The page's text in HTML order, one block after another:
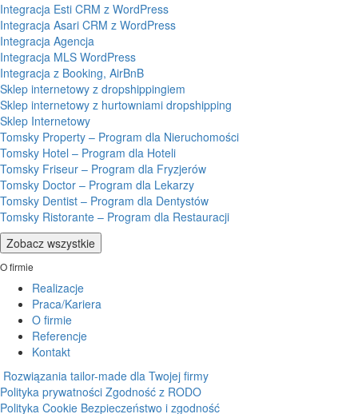
Integracja Esti CRM z WordPress
Integracja Asari CRM z WordPress
Integracja Agencja
Integracja MLS WordPress
Integracja z Booking, AirBnB
Sklep internetowy z dropshippingiem
Sklep internetowy z hurtowniami dropshipping
Sklep Internetowy
Tomsky Property – Program dla Nieruchomości
Tomsky Hotel – Program dla Hoteli
Tomsky Friseur – Program dla Fryzjerów
Tomsky Doctor – Program dla Lekarzy
Tomsky Dentist – Program dla Dentystów
Tomsky Ristorante – Program dla Restauracji
Zobacz wszystkie
O firmie
Realizacje
Praca/Kariera
O firmie
Referencje
Kontakt
Rozwiązania tailor-made dla Twojej firmy
Polityka prywatności Zgodność z RODO
Polityka Cookie Bezpieczeństwo i zgodność